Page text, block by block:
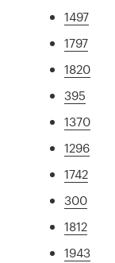
1497
1797
1820
395
1370
1296
1742
300
1812
1943